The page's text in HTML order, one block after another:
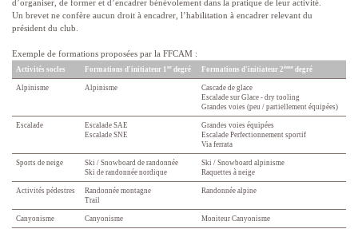
d’organiser, de former et d’encadrer bénévolement dans la pratique de leur activité.
Un brevet ne confère aucun droit à encadrer, l’habilitation à encadrer relevant du
président du club.
Exemple de formations proposées par la FFCAM :
Activités socles Formations d'initiateur 1 er degré Formations d'initiateur 2ème degré
Alpinisme Alpinisme
Cascade de glace
Escalade sur Glace - dry tooling
Grandes voies (peu / partiellement équipées)
Escalade
Escalade SAE
Escalade SNE
Grandes voies équipées
Escalade Perfectionnement sportif
Via ferrata
Sports de neige
Ski / Snowboard de randonnée
Ski de randonnée nordique
Ski / Snowboard alpinisme
Raquettes à neige
Activités pédestres
Randonnée montagne
Trail
Randonnée alpine
Canyonisme Canyonisme Moniteur Canyonisme